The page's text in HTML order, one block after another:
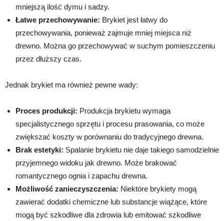
mniejszą ilość dymu i sadzy.
Łatwe przechowywanie: Brykiet jest łatwy do
przechowywania, ponieważ zajmuje mniej miejsca niż
drewno. Można go przechowywać w suchym pomieszczeniu
przez dłuższy czas.
Jednak brykiet ma również pewne wady:
Proces produkcji: Produkcja brykietu wymaga
specjalistycznego sprzętu i procesu prasowania, co może
zwiększać koszty w porównaniu do tradycyjnego drewna.
Brak estetyki: Spalanie brykietu nie daje takiego samodzielnie
przyjemnego widoku jak drewno. Może brakować
romantycznego ognia i zapachu drewna.
Możliwość zanieczyszczenia: Niektóre brykiety mogą
zawierać dodatki chemiczne lub substancje wiążące, które
mogą być szkodliwe dla zdrowia lub emitować szkodliwe